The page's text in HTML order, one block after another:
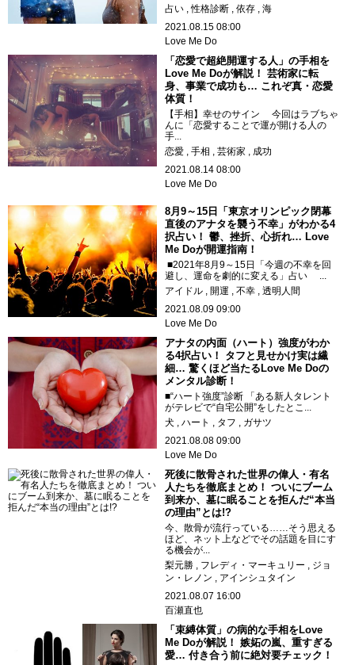
占い
性格診断 依存
海
2021.08.15 08:00
Love Me Do
「恋愛で超絶開運する人」の手相を
Love Me Doが解説！ 芸術家に転
身、事業で成功も… これぞ真・恋愛
体質！
【手相】幸せのサイン 今回はラブちゃ
んに「恋愛することで運が開ける人の
手...
恋愛
手相 芸術家
成功
2021.08.14 08:00
Love Me Do
8月9～15日「東京オリンピック閉幕
直後のアナタを襲う不幸」がわかる4
択占い！ 鬱、挫折、心折れ… Love
Me Doが開運指南！
■2021年8月9～15日「今週の不幸を回
避し、運命を劇的に変える」占い ...
アイドル
開運 不幸
透明人間
2021.08.09 09:00
Love Me Do
アナタの内面（ハート）強度がわか
る4択占い！ タフと見せかけ実は繊
細… 驚くほど当たるLove Me Doの
メンタル診断！
■“ハート強度”診断 「ある新人タレント
がテレビで“自宅公開”をしたとこ...
犬
ハート タフ
ガサツ
2021.08.08 09:00
Love Me Do
死後に散骨された世界の偉人・有名
人たちを徹底まとめ！ ついにブーム
到来か、墓に眠ることを拒んだ“本当
の理由”とは!?
今、散骨が流行っている……そう思える
ほど、ネット上などでその話題を目にす
る機会が...
梨元勝
フレディ・マーキュリー
ジョ
ン・レノン
アインシュタイン
2021.08.07 16:00
百瀬直也
「束縛体質」の病的な手相をLove
Me Doが解説！ 嫉妬の嵐、重すぎる
愛… 付き合う前に絶対要チェック！